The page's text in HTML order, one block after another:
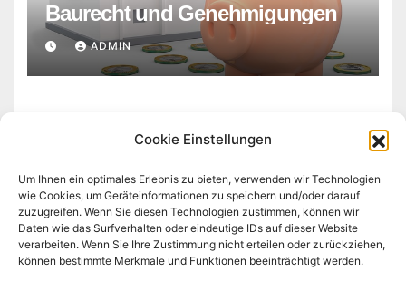
Cookie Einstellungen
Um Ihnen ein optimales Erlebnis zu bieten, verwenden wir Technologien
wie Cookies, um Geräteinformationen zu speichern und/oder darauf
zuzugreifen. Wenn Sie diesen Technologien zustimmen, können wir
Daten wie das Surfverhalten oder eindeutige IDs auf dieser Website
verarbeiten. Wenn Sie Ihre Zustimmung nicht erteilen oder zurückziehen,
können bestimmte Merkmale und Funktionen beeinträchtigt werden.
Baurecht und Genehmigungen
ADMIN
krium.de
Haus - Garten - Familie - Das sind unsere Themen